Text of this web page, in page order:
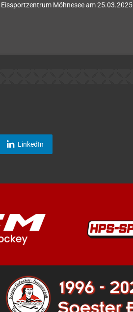
Möhnesee am 25.03.2025
LinkedIn